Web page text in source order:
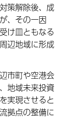
策解除後、成
、その一因
け皿ともなる
辺地域に形成
市町や空港会
地域未来投資
実現させると
拠点の整備に